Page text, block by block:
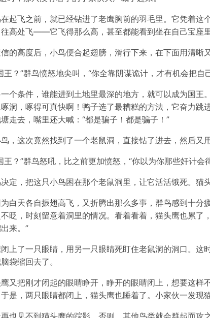
起飞之前，就已经钻进了老鹰胸前的羽毛里。它凭着
高处飞——它飞得那么高，甚至都能看到坐在自己宝座里
的高度后，小鸟便合起翅膀，滑行下来，在下面用清晰
王？”群鸟愤怒地尖叫，“你全靠阴谋诡计，才有机会把自
个条件，谁能进到土地里最深的地方，就可以成为国
洞，啄得可真快啊！鸭子选了最糟糕的方法，它奋力
走去，嘴里还大喊：“都是骗子！都是骗子！”
，这次竟然找到了一个老鼠洞，直接钻了进去，然后又
王？”群鸟怒吼，比之前更加愤怒，“你以为你那些奸计会
定，把这只小鸟困在那个老鼠洞里，让它活活饿死。猫
白天各自振翅高飞，又折腾出那么多事，群鸟感到十
眨，时刻留意着洞里的情况。看着看着，猫头鹰也累
来。”
上了一只眼睛，用另一只眼睛死盯住老鼠洞的洞口。
袋缩回去了。
又把刚才闭起的眼睛睁开，睁开的眼睛闭上，想要这
是，两只眼睛都闭上，猫头鹰也睡着了。小家伙一发现
也见不到猫头鹰的踪影，否则，其他鸟类就会群起而